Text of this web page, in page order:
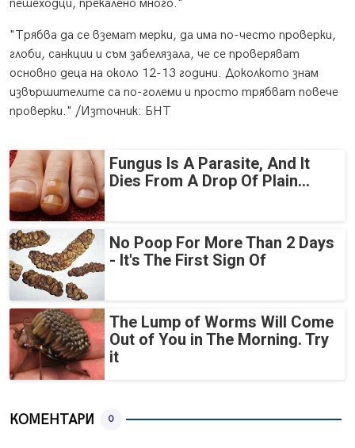
пешеходци, прекалено много."
"Трябва да се вземат мерки, да има по-често проверки,
глоби, санкции и съм забелязала, че се проверяват
основно деца на около 12-13 години. Доколкото знам
извършителите са по-големи и просто трябват повече
проверки." /Източник: БНТ
Fungus Is A Parasite, And It
Dies From A Drop Of Plain...
No Poop For More Than 2 Days
- It's The First Sign Of
The Lump of Worms Will Come
Out of You in The Morning. Try
it
КОМЕНТАРИ 0